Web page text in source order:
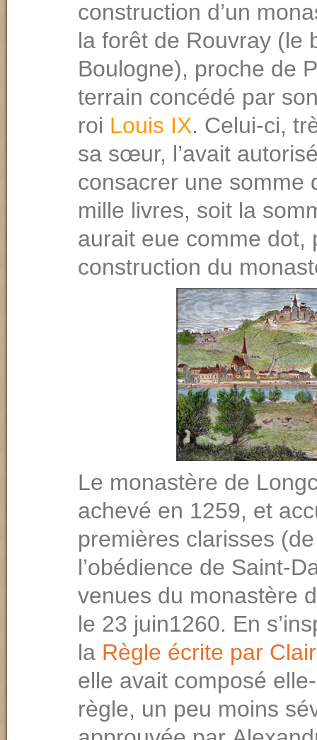
construction d’un
la forêt de Rouvray (le
Boulogne), proche de
terrain concédé par
roi Louis IX. Celui-ci,
sa sœur, l’avait
consacrer une somme
mille livres, soit la
aurait eue comme dot,
construction du
Le monastère de
achevé en 1259, et
premières clarisses (de
l’obédience de Saint-
venues du monastère
le 23 juin1260. En
la Règle écrite par
elle avait composé
règle, un peu moins